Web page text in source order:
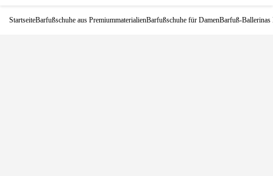
StartseiteBarfußschuhe aus PremiummaterialienBarfußschuhe für DamenBarfuß-Ballerinas